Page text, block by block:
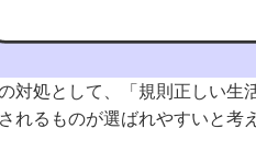
対処として、「規則正しい生
れるものが選ばれやすいと考